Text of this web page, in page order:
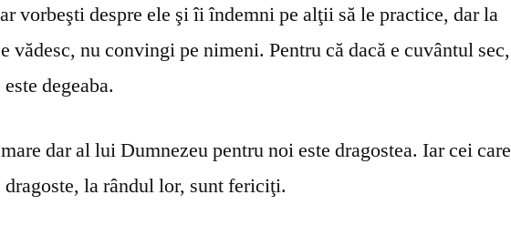
vorbeşti despre ele şi îi îndemni pe alţii să le practice, dar la
vă­desc, nu convingi pe nimeni. Pentru că dacă e cuvântul sec,
degeaba.
dar al lui Dumnezeu pentru noi este dragostea. Iar cei care
dragoste, la rândul lor, sunt fericiţi.